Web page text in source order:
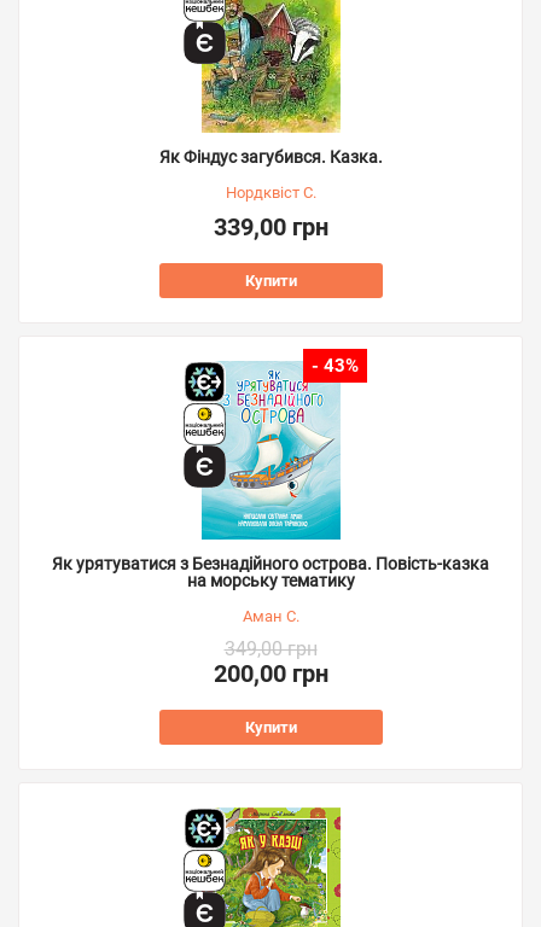
Як Фіндус загубився. Казка.
Нордквіст С.
339,00 грн
Купити
- 43%
Як урятуватися з Безнадійного острова. Повість-казка
на морську тематику
Аман С.
349,00 грн
200,00 грн
Купити